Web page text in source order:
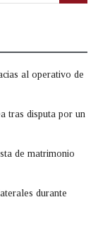
al operativo de
tras disputa por un
de matrimonio
durante